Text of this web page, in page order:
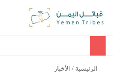
الرئيسية / الأخبار